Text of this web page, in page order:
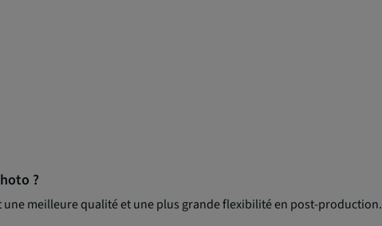
?
une meilleure qualité et une plus grande flexibilité en post-production.